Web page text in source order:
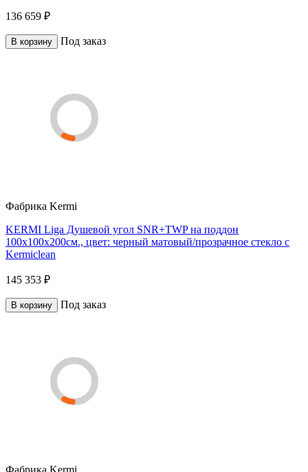
136 659 ₽
В корзину Под заказ
Фабрика Kermi
KERMI Liga Душевой угол SNR+TWP на поддон
100x100х200см., цвет: черный матовый/прозрачное стекло с
Kermiclean
145 353 ₽
В корзину Под заказ
Фабрика Kermi